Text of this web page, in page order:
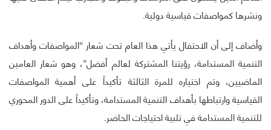
ونشرها كمواصفات قياسية دولية.
وأضاف إلى أن الاحتفال يأتي هذا العام تحت شعار “المواصفات وأهداف
التنمية المستدامة، رؤيتنا المشتركة لعالم أفضل”، وهو شعار العامين
الماضيين، وتم اختياره للمرة الثالثة تأكيداً على أهمية المواصفات
القياسية وارتباطها بأهداف التنمية المستدامة، وتأكيداً على الدور المحوري
للتنمية المستدامة في تلبية احتياجات الحاضر.